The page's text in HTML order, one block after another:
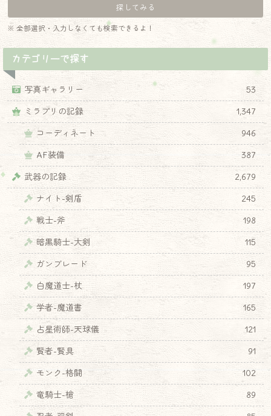
※ 全部選択・入力しなくても検索できるよ！
カテゴリーで探す
写真ギャラリー
53
ミラプリの記録
1,347
コーディネート
946
AF装備
387
武器の記録
2,679
ナイト-剣盾
245
戦士-斧
198
暗黒騎士-大剣
115
ガンブレード
95
白魔道士-杖
197
学者-魔道書
165
占星術師-天球儀
121
賢者-賢具
91
モンク-格闘
102
竜騎士-槍
89